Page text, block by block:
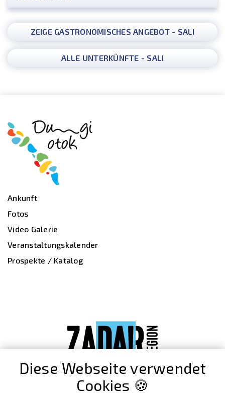
ZEIGE GASTRONOMISCHES ANGEBOT - SALI
ALLE UNTERKÜNFTE - SALI
Ankunft
Fotos
Video Galerie
Veranstaltungskalender
Prospekte / Katalog
Diese Webseite verwendet
Cookies 🍪